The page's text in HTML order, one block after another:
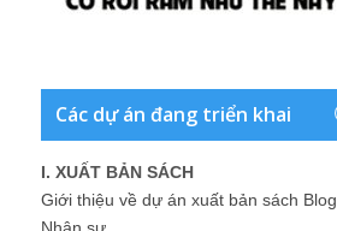
Các dự án đang triển khai
I. XUẤT BẢN SÁCH
Giới thiệu về dự án xuất bản sách Blog
Nhân sự